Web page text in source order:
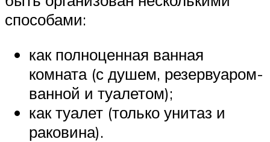
способами:
как полноценная ванная
комната (с душем, резервуаром-
ванной и туалетом);
как туалет (только унитаз и
раковина).